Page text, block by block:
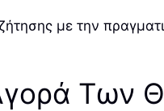
με την
Αγορά